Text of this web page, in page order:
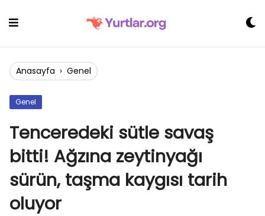
Anasayfa › Genel
Genel
Tenceredeki sütle savaş
bitti! Ağzına zeytinyağı
sürün, taşma kaygısı tarih
oluyor